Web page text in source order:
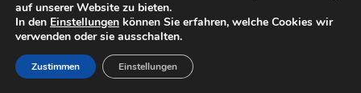
auf unserer Website zu bieten.
In den Einstellungen können Sie erfahren, welche Cookies wir
verwenden oder sie ausschalten.
Zustimmen Einstellungen